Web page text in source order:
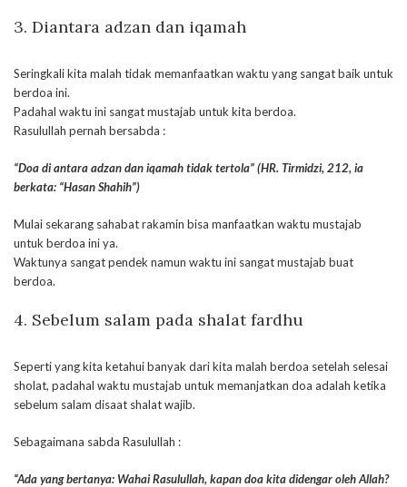
3. Diantara adzan dan iqamah
Seringkali kita malah tidak memanfaatkan waktu yang sangat baik untuk
berdoa ini.
Padahal waktu ini sangat mustajab untuk kita berdoa.
Rasulullah pernah bersabda :
“Doa di antara adzan dan iqamah tidak tertola” (HR. Tirmidzi, 212, ia
berkata: “Hasan Shahih”)
Mulai sekarang sahabat rakamin bisa manfaatkan waktu mustajab
untuk berdoa ini ya.
Waktunya sangat pendek namun waktu ini sangat mustajab buat
berdoa.
4. Sebelum salam pada shalat fardhu
Seperti yang kita ketahui banyak dari kita malah berdoa setelah selesai
sholat, padahal waktu mustajab untuk memanjatkan doa adalah ketika
sebelum salam disaat shalat wajib.
Sebagaimana sabda Rasulullah :
“Ada yang bertanya: Wahai Rasulullah, kapan doa kita didengar oleh Allah?